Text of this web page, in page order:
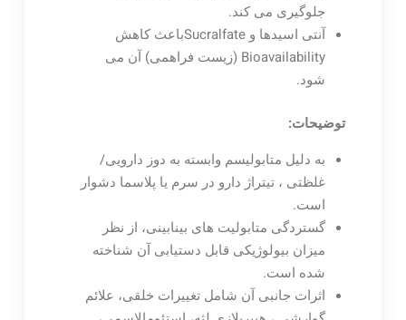
جلوگیری می کند.
آنتی اسیدها و Sucralfateباعث کاهش
Bioavailability (زیست فراهمی) آن می
شود.
توضیحات:
به دلیل متابولیسم وابسته به دوز دارویی/
غلظتی ، تیتراژ دارو در سرم یا پلاسما دشوار
است.
گستردگی متابولیت های بینابینی، از نظر
میزان بیولوژیکی قابل دستیابی آن شناخته
شده است.
اثرات جانبی آن شامل تغییرات خلقی، علائم